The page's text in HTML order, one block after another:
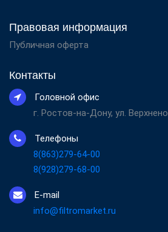
Правовая информация
Публичная оферта
Контакты
Головной офис
г. Ростов-на-Дону, ул.
Телефоны
8(863)279-64-00
8(928)279-68-00
E-mail
info@filtromarket.ru